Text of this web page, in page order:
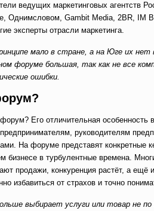
ведущих маркетинговых агентств
Однимсловом, Gambit Media, 2BR, IM
эксперты отрасли маркетинга.
мало в стране, а на Юге их
форуме большая, так как не все
ошибки.
Его отличительная
руководителям
На форуме представят конкретные
бизнесе в турбулентные времена.
продажи, конкуренция растёт, а
избавиться от страхов и точно
выбирает услуги или товар не